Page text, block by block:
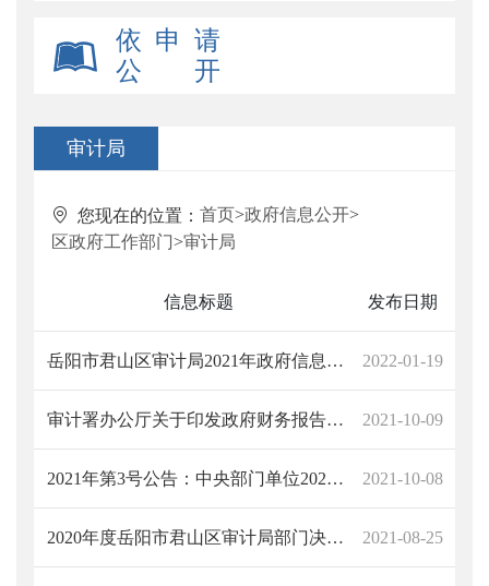
依 申 请
公 开
审计局
您现在的位置： 首页>政府信息公开>
区政府工作部门>审计局
信息标题 发布日期
岳阳市君山区审计局2021年政府信息公开工作年度报告 2022-01-19
审计署办公厅关于印发政府财务报告审计办法（试行）的通知 2021-10-09
2021年第3号公告：中央部门单位2020年度预算执行等情况审计结果 2021-10-08
2020年度岳阳市君山区审计局部门决算说明 2021-08-25